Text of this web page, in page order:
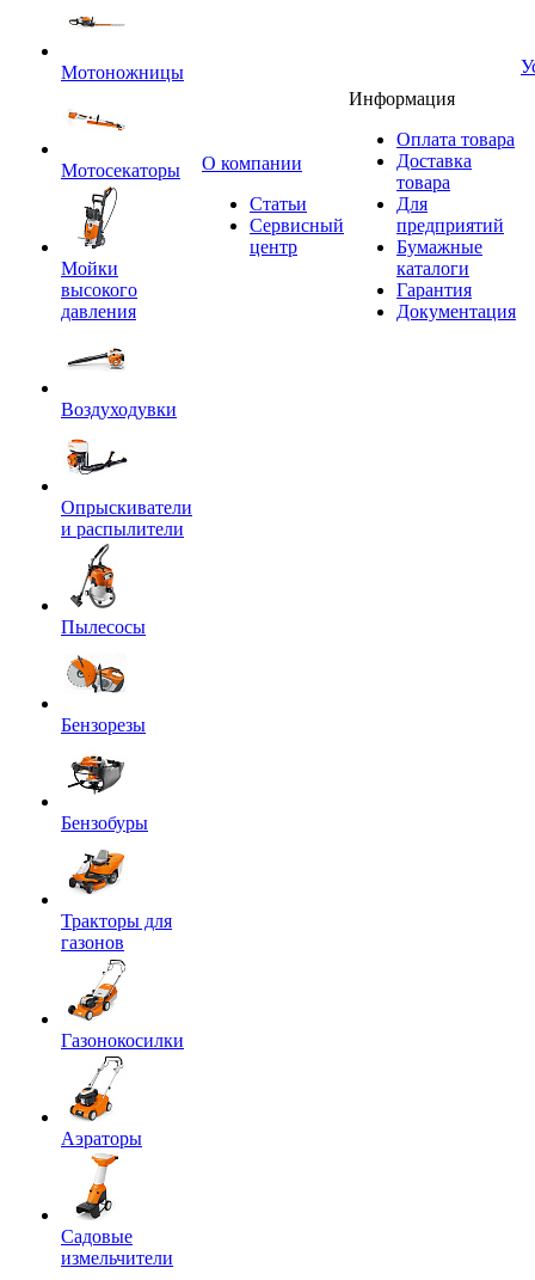
Мотоножницы
Мотосекаторы
Мойки
высокого
давления
Воздуходувки
Опрыскиватели
и распылители
Пылесосы
Бензорезы
Бензобуры
Тракторы для
газонов
Газонокосилки
Аэраторы
Садовые
измельчители
O компании
Статьи
Сервисный
центр
Информация
Оплата товара
Доставка
товара
Для
предприятий
Бумажные
каталоги
Гарантия
Документация